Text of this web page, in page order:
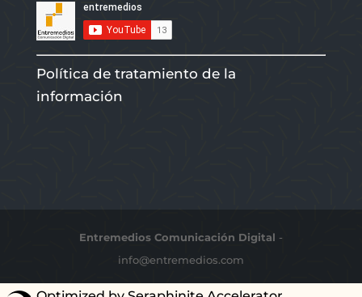
Política de tratamiento de la
información
Entremedios Comunicación Digital -
info@entremedios.com